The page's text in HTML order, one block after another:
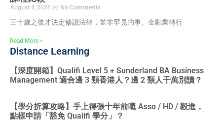
August 4, 2026
No Comments
三十歲之後才決定修讀法律，並非罕見的事。金融業轉行
Read More »
Distance Learning
【深度開箱】Qualifi Level 5 + Sunderland BA Business
Management 適合邊 3 類香港人？邊 2 類人千萬別讀？
【學分折算攻略】手上得張十年前嘅 Asso / HD / 毅進，
點樣申請「豁免 Qualifi 學分」？